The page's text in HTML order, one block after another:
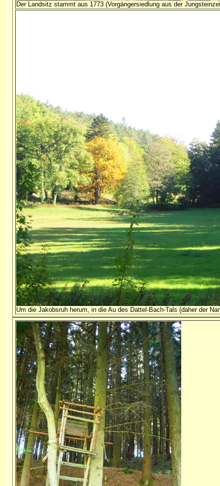
Der Landsitz stammt aus 1773 (Vorgängersiedlung aus der
Um die Jakobsruh herum, in die Au des Dattel-Bach-Tals (daher der